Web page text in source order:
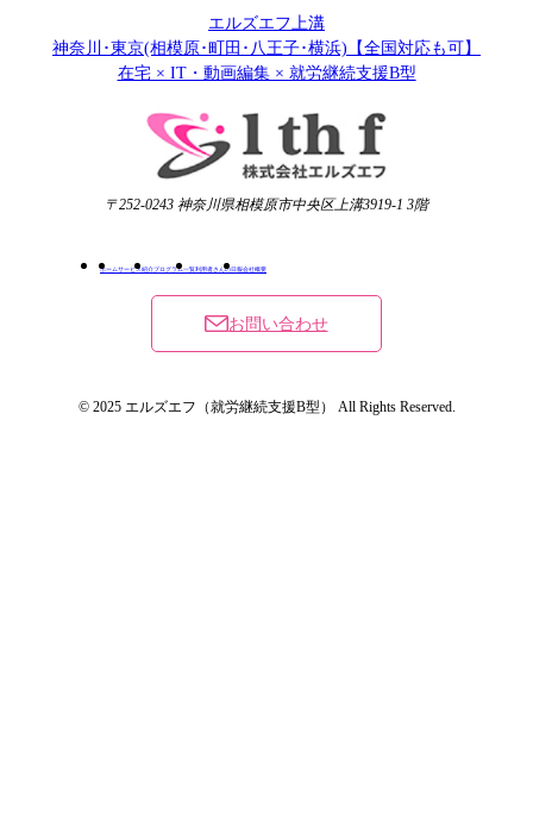
エルズエフ上溝
神奈川･東京(相模原･町田･八王子･横浜)【全国対応も可】
在宅 × IT・動画編集 × 就労継続支援B型
〒252-0243 神奈川県相模原市中央区上溝3919-1 3階
ホームサービス紹介プログラム一覧 利用者さんの日報会社概要
お問い合わせ
© 2025 エルズエフ（就労継続支援B型） All Rights Reserved.